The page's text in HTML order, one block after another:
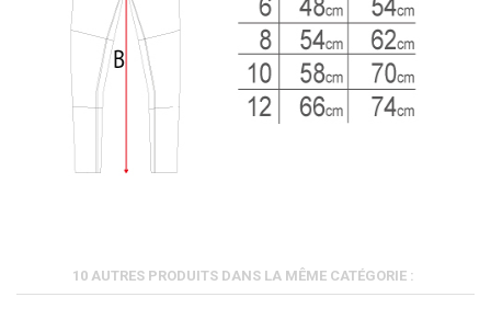
10 AUTRES PRODUITS DANS LA MÊME CATÉGORIE :